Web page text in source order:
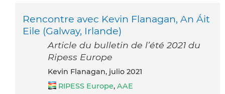
Rencontre avec Kevin Flanagan, An Áit
Eile (Galway, Irlande)
Article du bulletin de l’été 2021 du
Ripess Europe
Kevin Flanagan, julio 2021
RIPESS Europe, AAE